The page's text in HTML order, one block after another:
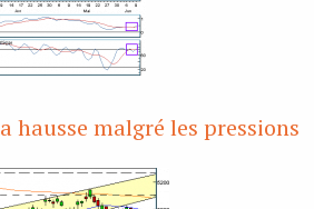
hausse malgré les pressions